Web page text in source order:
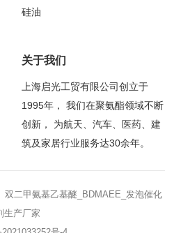
硅油
关于我们
上海启光工贸有限公司创立于
1995年， 我们在聚氨酯领域不断
创新， 为航天、汽车、医药、建
筑及家居行业服务达30余年。
二甲氨基乙基醚_BDMAEE_发泡催化
生产厂家